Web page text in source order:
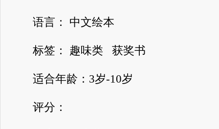
语言： 中文绘本
标签： 趣味类 获奖书
适合年龄：3岁-10岁
评分：